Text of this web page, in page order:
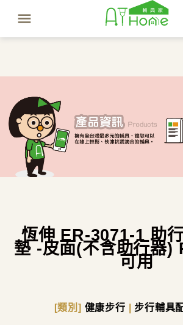
恆伸 ER-3071-1 助
墊 -皮面(不含助行器)
可用
[類別] 健康步行 步行輔具